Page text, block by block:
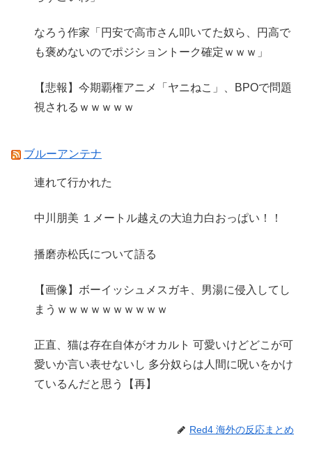
なろう作家「円安で高市さん叩いてた奴ら、円高で
も褒めないのでポジショントーク確定ｗｗｗ」
【悲報】今期覇権アニメ「ヤニねこ」、BPOで問題
視されるｗｗｗｗｗ
ブルーアンテナ
連れて行かれた
中川朋美 １メートル越えの大迫力白おっぱい！！
播磨赤松氏について語る
【画像】ボーイッシュメスガキ、男湯に侵入してし
まうｗｗｗｗｗｗｗｗｗｗ
正直、猫は存在自体がオカルト 可愛いけどどこが可
愛いか言い表せないし 多分奴らは人間に呪いをかけ
ているんだと思う【再】
Red4 海外の反応まとめ